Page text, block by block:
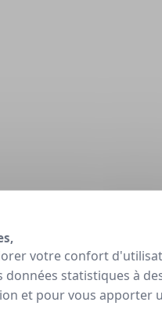
votre confort
statistiques à
et pour vous apporter